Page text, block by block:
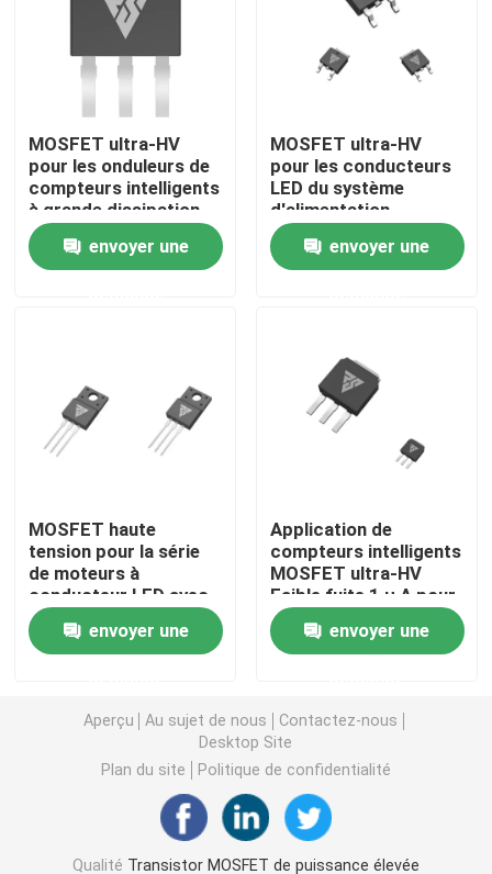
Contrôle de la qualité
Nouvelles
Demandez un devis
MOSFET à super jonction
Transistor MOSFET à haute tension
MOSFET basse tension
IGBT à haute puissance
Semi-conducteurs à haute puissance
MOSFET ultra-HV
pour les onduleurs de
compteurs intelligents
à grande dissipation
de chaleur
envoyer une
MOSFET ultra-HV
pour les conducteurs
LED du système
d'alimentation
électrique
envoyer une
MOSFET haute
tension pour la série
de moteurs à
conducteur LED avec
une grande dissipation
thermiqueenvoyer une
Application de
compteurs intelligents
MOSFET ultra-HV
Faible fuite 1 μ A pour
l'automatisation
industrielleenvoyer une
Aperçu Au sujet de nous
Contactez-nous
Desktop Site
Plan du site
Politique de confidentialité
Qualité Transistor MOSFET de puissance élevée